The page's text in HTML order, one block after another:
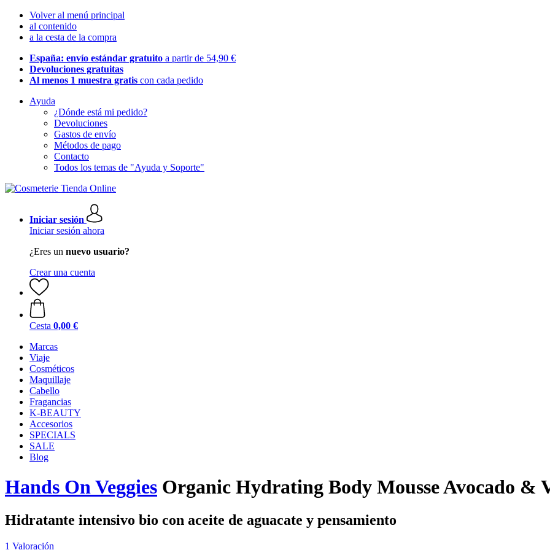
Volver al menú principal
al contenido
a la cesta de la compra
España: envío estándar gratuito a partir de 54,90 €
Devoluciones gratuitas
Al menos 1 muestra gratis con cada pedido
Ayuda
¿Dónde está mi pedido?
Devoluciones
Gastos de envío
Métodos de pago
Contacto
Todos los temas de "Ayuda y Soporte"
Iniciar sesión
Iniciar sesión ahora
¿Eres un nuevo usuario?
Crear una cuenta
Cesta 0,00 €
Marcas
Viaje
Cosméticos
Maquillaje
Cabello
Fragancias
K-BEAUTY
Accesorios
SPECIALS
SALE
Blog
Hands On Veggies Organic Hydrating Body Mousse Avocado &
Hidratante intensivo bio con aceite de aguacate y pensamiento
1 Valoración